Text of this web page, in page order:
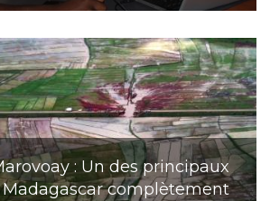
: Un des principaux
complètement